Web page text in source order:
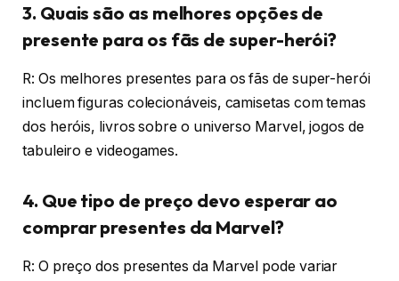
3. Quais são as melhores opções de
presente para os fãs de super-herói?
R: Os melhores presentes para os fãs de super-herói
incluem figuras colecionáveis, camisetas com temas
dos heróis, livros sobre o universo Marvel, jogos de
tabuleiro e videogames.
4. Que tipo de preço devo esperar ao
comprar presentes da Marvel?
R: O preço dos presentes da Marvel pode variar